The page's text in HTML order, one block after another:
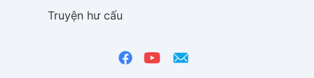
Truyện hư cấu